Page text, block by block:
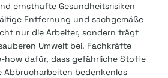
ernsthafte Gesundheitsrisiken
Entfernung und sachgemäße
nur die Arbeiter, sondern trägt
Umwelt bei. Fachkräfte
how dafür, dass gefährliche Stoffe
bedenkenlos